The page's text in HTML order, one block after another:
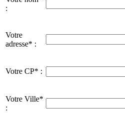
:
Votre
adresse* :
Votre CP* :
Votre Ville*
: